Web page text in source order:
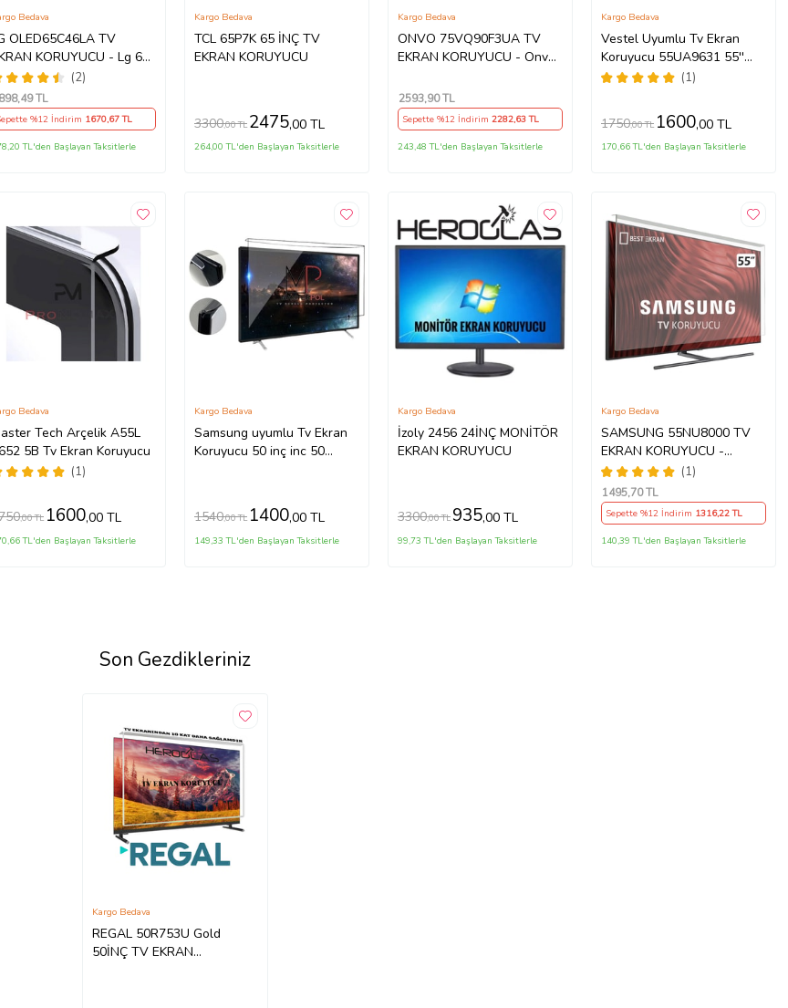
OLED65C46LA TV
KORUYUCU - Lg 65"
4k Oled Evo Ekran
(2)
Bedava
,49 TL
%12 İndirim 1670,67 TL
TL'den Başlayan Taksitlerle
TCL 65P7K 65 İNÇ TV
EKRAN KORUYUCU
Kargo Bedava
3300,00 TL 2475,00 TL
264,00 TL'den Başlayan Taksitlerle
ONVO 75VQ90F3UA TV
EKRAN KORUYUCU - Onvo
Şeffaf Koruma paneli
Kargo Bedava
2593,90 TL
Sepette %12 İndirim2282,63 TL
243,48 TL'den Başlayan Taksitlerle
Vestel Uyumlu Tv Ekran
Koruyucu 55UA9631 55''
139 Ekran 4K Smart Android
(1)
Kargo Bedava
1750,00 TL 1600,00 TL
170,66 TL'den Başlayan Taksitlerle
Tech Arçelik A55L
6652 5B Tv Ekran Koruyucu
(1)
Bedava
,00 TL 1600,00 TL
TL'den Başlayan Taksitlerle
Samsung uyumlu Tv Ekran
Koruyucu 50 inç inc 50
Kargo Bedava
1540,00 TL 1400,00 TL
149,33 TL'den Başlayan Taksitlerle
İzoly 2456 24İNÇ MONİTÖR
EKRAN KORUYUCU
Kargo Bedava
3300,00 TL 935,00 TL
99,73 TL'den Başlayan Taksitlerle
SAMSUNG 55NU8000 TV
EKRAN KORUYUCU -
Samsung 55" inç 139 cm
UE55NU8000TXTK Ekran
Koruyucu
(1)
Kargo Bedava
1495,70 TL
Sepette %12 İndirim 1316,22 TL
140,39 TL'den Başlayan Taksitlerle
Son Gezdikleriniz
REGAL 50R753U Gold
50İNÇ TV EKRAN
Kargo Bedava